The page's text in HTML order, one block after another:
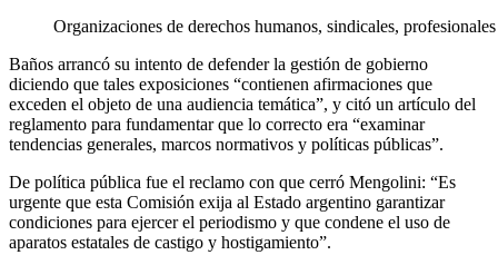
Organizaciones de derechos humanos, sindicales,
Baños arrancó su intento de defender la gestión de gobierno
diciendo que tales exposiciones “contienen afirmaciones que
exceden el objeto de una audiencia temática”, y citó un artículo del
reglamento para fundamentar que lo correcto era “examinar
tendencias generales, marcos normativos y políticas públicas”.
De política pública fue el reclamo con que cerró Mengolini: “Es
urgente que esta Comisión exija al Estado argentino garantizar
condiciones para ejercer el periodismo y que condene el uso de
aparatos estatales de castigo y hostigamiento”.